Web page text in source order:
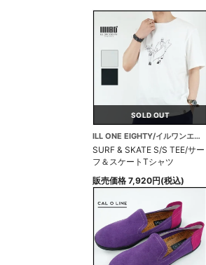
SOLD OUT
ILL ONE EIGHTY/イルワンエイティ
SURF & SKATE S/S TEE/サー
フ＆スケートTシャツ
販売価格 7,920円(税込)